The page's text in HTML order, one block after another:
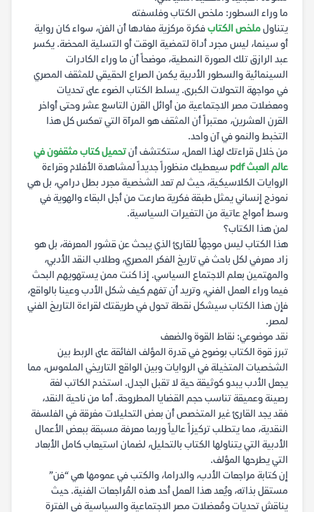
ما وراء السطور: ملخص الكتاب وفلسفته
يتناولملخص الكتابفكرة مركزية مفادها أن الفن، سواء كان رواية
أو سينما، ليس مجرد أداة لتمضية الوقت أو التسلية المحضة. يكسر
عبد الرازق تلك الصورة النمطية، موضحاً أن ما وراء الكادرات
السينمائية والسطور الأدبية يكمن الصراع الحقيقي للمثقف المصري
في مواجهة التحولات الكبرى. يسلط الكتاب الضوء على تحديات
ومعضلات مصر الاجتماعية من أوائل القرن التاسع عشر وحتى أواخر
القرن العشرين، معتبراً أن المثقف هو المرآة التي تعكس كل هذا
التخبط والنمو في آن واحد.
من خلال قراءتك لهذا العمل، ستكتشف أنتحميل كتاب مثقفون في
عالم العبث pdf
سيعطيك منظوراً جديداً لمشاهدة الأفلام وقراءة
الروايات الكلاسيكية، حيث لم تعد الشخصية مجرد بطل درامي، بل هي
نموذج إنساني يمثل طبقة فكرية صارعت من أجل البقاء والهوية في
وسط أمواج عاتية من التغيرات السياسية.
لمن هذا الكتاب؟
هذا الكتاب ليس موجهاً للقارئ الذي يبحث عن قشور المعرفة، بل هو
زاد معرفي لكل باحث في تاريخ الفكر المصري، وطلاب النقد الأدبي،
والمهتمين بعلم الاجتماع السياسي. إذا كنت ممن يستهويهم البحث
فيما وراء العمل الفني، وتريد أن تفهم كيف شكل الأدب وعينا بالواقع،
فإن هذا الكتاب سيشكل نقطة تحول في طريقتك لقراءة التاريخ الفني
لمصر.
نقد موضوعي: نقاط القوة والضعف
تبرز قوة الكتاب بوضوح في قدرة المؤلف الفائقة على الربط بين
الشخصيات المتخيلة في الروايات وبين الواقع التاريخي الملموس، مما
يجعل الأدب يبدو كوثيقة حية لا تقبل الجدل. استخدم الكاتب لغة
رصينة وعميقة تناسب حجم القضايا المطروحة. أما من ناحية النقد،
فقد يجد القارئ غير المتخصص أن بعض التحليلات مغرقة في الفلسفة
النقدية، مما يتطلب تركيزاً عالياً وربما معرفة مسبقة ببعض الأعمال
الأدبية التي يتناولها الكتاب بالتحليل، لضمان استيعاب كامل الأبعاد
التي يطرحها المؤلف.
إن كتابة مراجعات الأدب، والدراما، والكتب في عمومها هي “فن”
مستقل بذاته، ويُعد هذا العمل أحد هذه المُراجعات الفنية. حيث
يناقش تحديات ومُعضلات مصر الاجتماعية والسياسية في الفترة